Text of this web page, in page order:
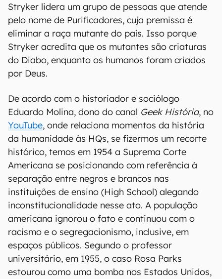
Stryker lidera um grupo de pessoas que atende
pelo nome de Purificadores, cuja premissa é
eliminar a raça mutante do país. Isso porque
Stryker acredita que os mutantes são criaturas
do Diabo, enquanto os humanos foram criados
por Deus.
De acordo com o historiador e sociólogo
Eduardo Molina, dono do canal Geek História, no
YouTube, onde relaciona momentos da história
da humanidade às HQs, se fizermos um recorte
histórico, temos em 1954 a Suprema Corte
Americana se posicionando com referência à
separação entre negros e brancos nas
instituições de ensino (High School) alegando
inconstitucionalidade nesse ato. A população
americana ignorou o fato e continuou com o
racismo e o segregacionismo, inclusive, em
espaços públicos. Segundo o professor
universitário, em 1955, o caso Rosa Parks
estourou como uma bomba nos Estados Unidos,